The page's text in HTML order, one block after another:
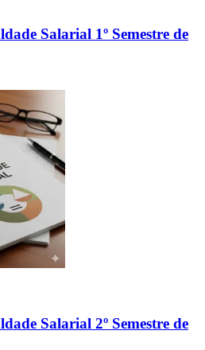
Salarial 1º Semestre de
Salarial 2º Semestre de